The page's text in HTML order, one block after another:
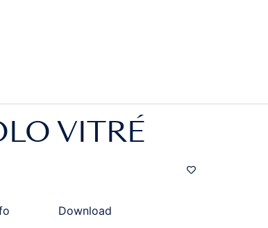
VITRÉ
Download